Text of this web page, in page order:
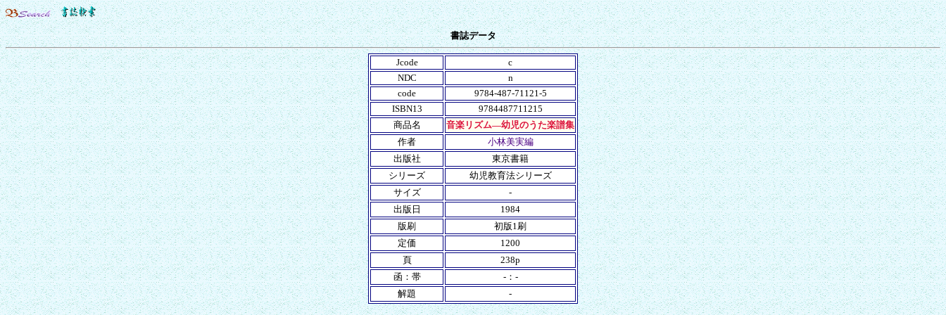
書誌データ
Jcode
c
NDC
n
code
9784-487-71121-5
ISBN13
9784487711215
商品名
音楽リズム―幼児のうた楽譜集
作者
小林美実編
出版社
東京書籍
シリーズ
幼児教育法シリーズ
サイズ
-
出版日
1984
版刷
初版1刷
定価
1200
頁
238p
函：帯
-：-
解題
-